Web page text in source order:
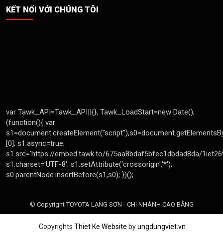
KẾT NỐI VỚI CHÚNG TÔI
© Copyright TOYOTA LẠNG SƠN - CHI NHÁNH CAO BẰNG
Copyrights Thiet Ke Website byungdungviet.vn